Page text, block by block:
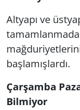
Altyapı ve
başlamışlardı.
Çarşamba
Bilmiyor